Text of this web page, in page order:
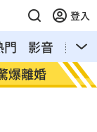
登入
門 影音
熱搜
爆離婚
通緝
亡